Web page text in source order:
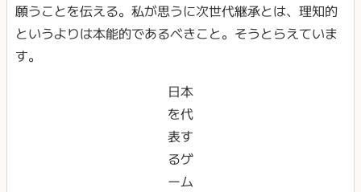
願うことを伝える。私が思うに次世代継承とは、理知的
というよりは本能的であるべきこと。そうとらえていま
す。
日本
を代
表す
るゲ
ーム